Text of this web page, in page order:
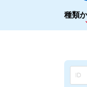
種類
かき
果汁
夏ま
シロップ